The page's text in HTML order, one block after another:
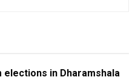
elections in Dharamshala